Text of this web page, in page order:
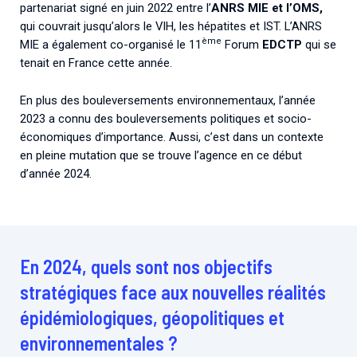
partenariat signé en juin 2022 entre l’ANRS MIE et l’OMS,
qui couvrait jusqu’alors le VIH, les hépatites et IST. L’ANRS
MIE a également co-organisé le 11 ème Forum EDCTP qui se
tenait en France cette année.
En plus des bouleversements environnementaux, l’année
2023 a connu des bouleversements politiques et socio-
économiques d’importance. Aussi, c’est dans un contexte
en pleine mutation que se trouve l’agence en ce début
d’année 2024.
En 2024, quels sont nos objectifs
stratégiques face aux nouvelles réalités
épidémiologiques, géopolitiques et
environnementales ?